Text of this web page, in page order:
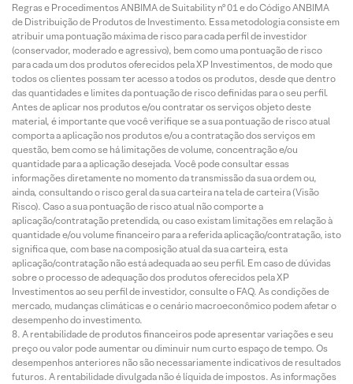
Regras e Procedimentos ANBIMA de Suitability nº 01 e do Código ANBIMA
de Distribuição de Produtos de Investimento. Essa metodologia consiste em
atribuir uma pontuação máxima de risco para cada perfil de investidor
(conservador, moderado e agressivo), bem como uma pontuação de risco
para cada um dos produtos oferecidos pela XP Investimentos, de modo que
todos os clientes possam ter acesso a todos os produtos, desde que dentro
das quantidades e limites da pontuação de risco definidas para o seu perfil.
Antes de aplicar nos produtos e/ou contratar os serviços objeto deste
material, é importante que você verifique se a sua pontuação de risco atual
comporta a aplicação nos produtos e/ou a contratação dos serviços em
questão, bem como se há limitações de volume, concentração e/ou
quantidade para a aplicação desejada. Você pode consultar essas
informações diretamente no momento da transmissão da sua ordem ou,
ainda, consultando o risco geral da sua carteira na tela de carteira (Visão
Risco). Caso a sua pontuação de risco atual não comporte a
aplicação/contratação pretendida, ou caso existam limitações em relação à
quantidade e/ou volume financeiro para a referida aplicação/contratação, isto
significa que, com base na composição atual da sua carteira, esta
aplicação/contratação não está adequada ao seu perfil. Em caso de dúvidas
sobre o processo de adequação dos produtos oferecidos pela XP
Investimentos ao seu perfil de investidor, consulte o FAQ. As condições de
mercado, mudanças climáticas e o cenário macroeconômico podem afetar o
desempenho do investimento.
A rentabilidade de produtos financeiros pode apresentar variações e seu
preço ou valor pode aumentar ou diminuir num curto espaço de tempo. Os
desempenhos anteriores não são necessariamente indicativos de resultados
futuros. A rentabilidade divulgada não é líquida de impostos. As informações